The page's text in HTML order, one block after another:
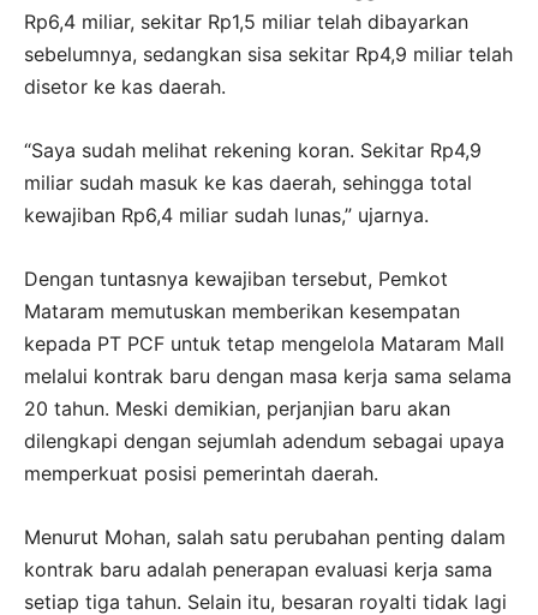
Rp6,4 miliar, sekitar Rp1,5 miliar telah dibayarkan
sebelumnya, sedangkan sisa sekitar Rp4,9 miliar telah
disetor ke kas daerah.
“Saya sudah melihat rekening koran. Sekitar Rp4,9
miliar sudah masuk ke kas daerah, sehingga total
kewajiban Rp6,4 miliar sudah lunas,” ujarnya.
Dengan tuntasnya kewajiban tersebut, Pemkot
Mataram memutuskan memberikan kesempatan
kepada PT PCF untuk tetap mengelola Mataram Mall
melalui kontrak baru dengan masa kerja sama selama
20 tahun. Meski demikian, perjanjian baru akan
dilengkapi dengan sejumlah adendum sebagai upaya
memperkuat posisi pemerintah daerah.
Menurut Mohan, salah satu perubahan penting dalam
kontrak baru adalah penerapan evaluasi kerja sama
setiap tiga tahun. Selain itu, besaran royalti tidak lagi